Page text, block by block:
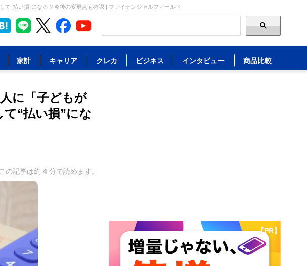
“払い損”になる!? 今後の変更点も確認 | ファイナンシャルフィールド
家計 キャリア クレカ ビジネス インタビュー 商品比較
に「子どもが
“払い損”にな
この記事は約 4 分で読めます。
【PR】